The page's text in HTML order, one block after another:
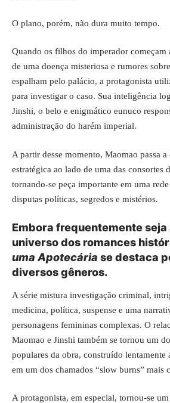
O plano, porém, não dura muito tempo.
Quando os filhos do imperador começam
de uma doença misteriosa e rumores
espalham pelo palácio, a protagonista
para investigar o caso. Sua inteligência
Jinshi, o belo e enigmático eunuco
administração do harém imperial.
A partir desse momento, Maomao passa
estratégica ao lado de uma das consortes
tornando-se peça importante em uma
disputas políticas, segredos e mistérios.
Embora frequentemente seja
universo dos romances
uma Apotecária se destaca
diversos gêneros.
A série mistura investigação criminal,
medicina, política, suspense e uma
personagens femininas complexas. O
Maomao e Jinshi também se tornou um
populares da obra, construído
em um dos chamados “slow burns” mais
A protagonista, em especial, tornou-se